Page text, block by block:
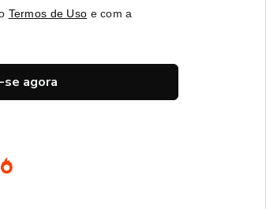
Termos de Uso e com a
agora